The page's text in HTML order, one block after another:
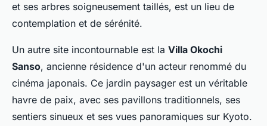
et ses arbres soigneusement taillés, est un lieu de
contemplation et de sérénité.
Un autre site incontournable est la Villa Okochi
Sanso, ancienne résidence d'un acteur renommé du
cinéma japonais. Ce jardin paysager est un véritable
havre de paix, avec ses pavillons traditionnels, ses
sentiers sinueux et ses vues panoramiques sur Kyoto.